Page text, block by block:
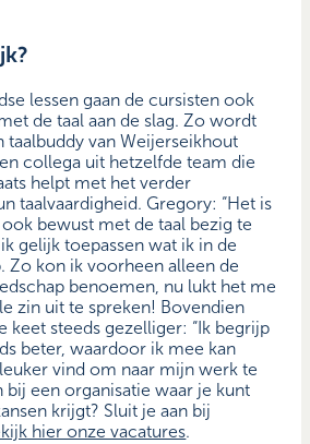
lessen gaan de cursisten ook
de taal aan de slag. Zo wordt
taalbuddy van Weijerseikhout
collega uit hetzelfde team die
helpt met het verder
taalvaardigheid. Gregory: “Het is
bewust met de taal bezig te
gelijk toepassen wat ik in de
Zo kon ik voorheen alleen de
benoemen, nu lukt het me
zin uit te spreken! Bovendien
keet steeds gezelliger: “Ik begrijp
beter, waardoor ik mee kan
vind om naar mijn werk te
bij een organisatie waar je kunt
krijgt? Sluit je aan bij
hier onze vacatures.